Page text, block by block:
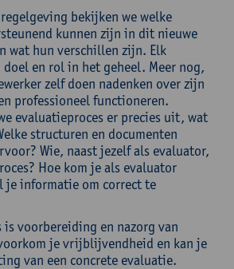
bekijken we welke
kunnen zijn in dit nieuwe
wat hun verschillen zijn. Elk
en rol in het geheel. Meer nog,
zelf doen nadenken over zijn
professioneel functioneren.
evaluatieproces er precies uit, wat
structuren en documenten
Wie, naast jezelf als evaluator,
Hoe kom je als evaluator
je informatie om correct te
voorbereiding en nazorg van
je vrijblijvendheid en kan je
van een concrete evaluatie.